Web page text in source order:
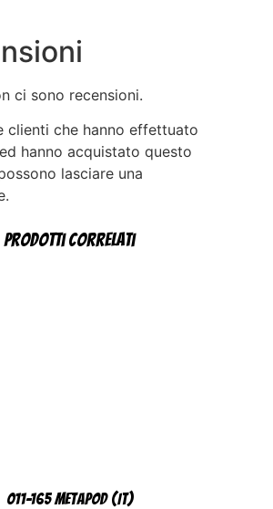
ci sono recensioni.
clienti che hanno effettuato
hanno acquistato questo
lasciare una
Prodotti correlati
011-165 Metapod (IT)